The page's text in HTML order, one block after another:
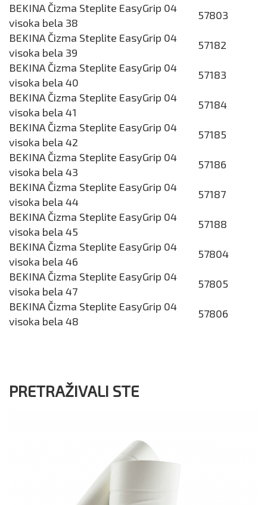
BEKINA Čizma Steplite EasyGrip 04
visoka bela 38
57803
BEKINA Čizma Steplite EasyGrip 04
visoka bela 39
57182
BEKINA Čizma Steplite EasyGrip 04
visoka bela 40
57183
BEKINA Čizma Steplite EasyGrip 04
visoka bela 41
57184
BEKINA Čizma Steplite EasyGrip 04
visoka bela 42
57185
BEKINA Čizma Steplite EasyGrip 04
visoka bela 43
57186
BEKINA Čizma Steplite EasyGrip 04
visoka bela 44
57187
BEKINA Čizma Steplite EasyGrip 04
visoka bela 45
57188
BEKINA Čizma Steplite EasyGrip 04
visoka bela 46
57804
BEKINA Čizma Steplite EasyGrip 04
visoka bela 47
57805
BEKINA Čizma Steplite EasyGrip 04
visoka bela 48
57806
PRETRAŽIVALI STE